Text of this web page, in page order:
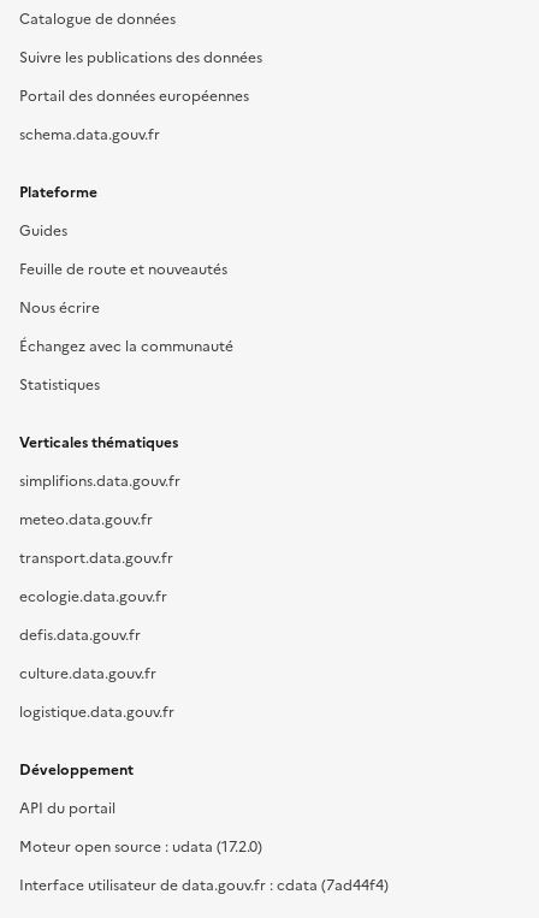
Catalogue de données
Suivre les publications des données
Portail des données européennes
schema.data.gouv.fr
Plateforme
Guides
Feuille de route et nouveautés
Nous écrire
Échangez avec la communauté
Statistiques
Verticales thématiques
simplifions.data.gouv.fr
meteo.data.gouv.fr
transport.data.gouv.fr
ecologie.data.gouv.fr
defis.data.gouv.fr
culture.data.gouv.fr
logistique.data.gouv.fr
Développement
API du portail
Moteur open source : udata (17.2.0)
Interface utilisateur de data.gouv.fr : cdata (7ad44f4)